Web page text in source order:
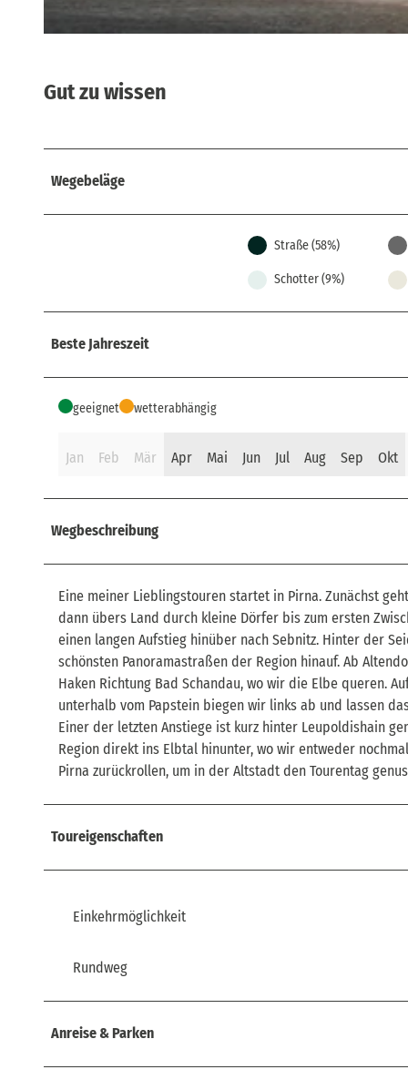
Gut zu wissen
Wegebeläge
Straße (58%)
Schotter (9%)
Beste Jahreszeit
geeignet wetterabhängig
Jan Feb Mär Apr Mai Jun Jul Aug Sep Okt
Wegbeschreibung
Eine meiner Lieblingstouren startet in Pirna. Zunächst
dann übers Land durch kleine Dörfer bis zum ersten
einen langen Aufstieg hinüber nach Sebnitz. Hinter der
schönsten Panoramastraßen der Region hinauf. Ab
Haken Richtung Bad Schandau, wo wir die Elbe queren.
unterhalb vom Papstein biegen wir links ab und lassen
Einer der letzten Anstiege ist kurz hinter Leupoldishain
Region direkt ins Elbtal hinunter, wo wir entweder
Pirna zurückrollen, um in der Altstadt den Tourentag
Toureigenschaften
Einkehrmöglichkeit
Rundweg
Anreise & Parken